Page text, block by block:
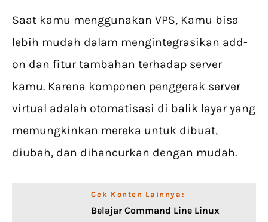
Saat kamu menggunakan VPS, Kamu bisa
lebih mudah dalam mengintegrasikan add-
on dan fitur tambahan terhadap server
kamu. Karena komponen penggerak server
virtual adalah otomatisasi di balik layar yang
memungkinkan mereka untuk dibuat,
diubah, dan dihancurkan dengan mudah.
Cek Konten Lainnya:
Belajar Command Line Linux